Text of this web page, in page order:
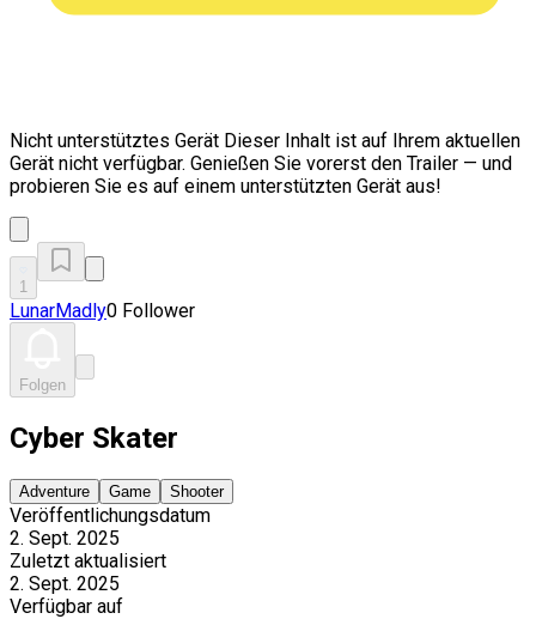
Nicht unterstütztes Gerät Dieser Inhalt ist auf Ihrem aktuellen
Gerät nicht verfügbar. Genießen Sie vorerst den Trailer — und
probieren Sie es auf einem unterstützten Gerät aus!
1
LunarMadly0 Follower
Folgen
Cyber Skater
Adventure Game Shooter
Veröffentlichungsdatum
2. Sept. 2025
Zuletzt aktualisiert
2. Sept. 2025
Verfügbar auf